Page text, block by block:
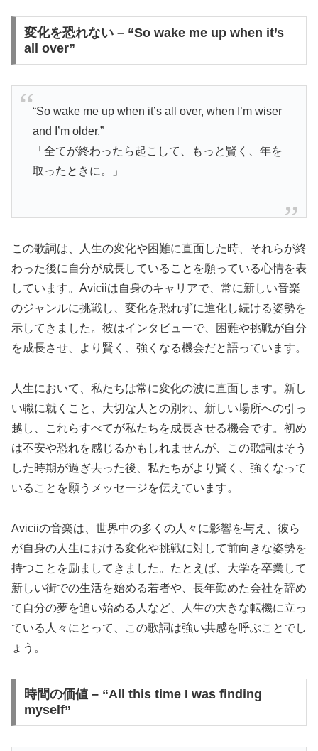
変化を恐れない – “So wake me up when it’s
all over”
“So wake me up when it’s all over, when I’m wiser
and I’m older.”
「全てが終わったら起こして、もっと賢く、年を
取ったときに。」
この歌詞は、人生の変化や困難に直面した時、それらが終
わった後に自分が成長していることを願っている心情を表
しています。Aviciiは自身のキャリアで、常に新しい音楽
のジャンルに挑戦し、変化を恐れずに進化し続ける姿勢を
示してきました。彼はインタビューで、困難や挑戦が自分
を成長させ、より賢く、強くなる機会だと語っています。
人生において、私たちは常に変化の波に直面します。新し
い職に就くこと、大切な人との別れ、新しい場所への引っ
越し、これらすべてが私たちを成長させる機会です。初め
は不安や恐れを感じるかもしれませんが、この歌詞はそう
した時期が過ぎ去った後、私たちがより賢く、強くなって
いることを願うメッセージを伝えています。
Aviciiの音楽は、世界中の多くの人々に影響を与え、彼ら
が自身の人生における変化や挑戦に対して前向きな姿勢を
持つことを励ましてきました。たとえば、大学を卒業して
新しい街での生活を始める若者や、長年勤めた会社を辞め
て自分の夢を追い始める人など、人生の大きな転機に立っ
ている人々にとって、この歌詞は強い共感を呼ぶことでし
ょう。
時間の価値 – “All this time I was finding
myself”